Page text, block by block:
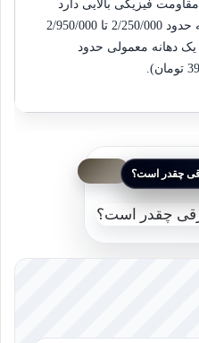
فیزیکی بالایی دارد
حدود 2/250/000 تا 2/950/000
دهانه معمولی حدود
تومان).
چقدر است؟